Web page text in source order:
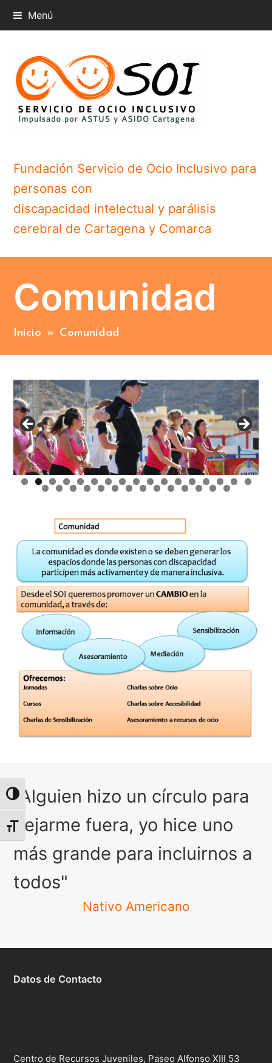
Alternar alto contraste
Alternar tamaño de letra
Menú
Fundación Servicio de Ocio Inclusivo para
personas con
discapacidad intelectual y parálisis
cerebral de Cartagena y Comarca
Comunidad
Inicio » Comunidad
"Alguien hizo un círculo para
dejarme fuera, yo hice uno
más grande para incluirnos a
todos"
Nativo Americano
Datos de Contacto
Centro de Recursos Juveniles, Paseo Alfonso XIII 53